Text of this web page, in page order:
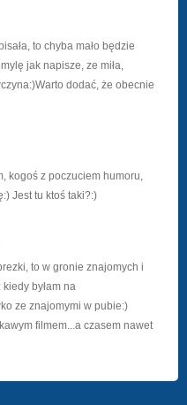
to chyba mało będzie
jak napisze, ze miła,
dodać, że obecnie
kogoś z poczuciem humoru,
Jest tu ktoś taki?:)
to w gronie znajomych i
byłam na
ze znajomymi w pubie:)
filmem...a czasem nawet